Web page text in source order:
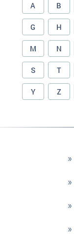
A B
G H
M N
S T
Y Z